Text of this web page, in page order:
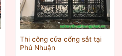
Thi công cửa cổng sắt tại
Phú Nhuận